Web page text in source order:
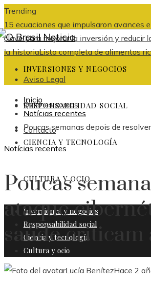
Trending
15 ecuaciones que impulsaron avances
clave para mejorar la inversión y
la historiaLista completa de alimentos
Aviso Legal
Quiénes somos
Contacto
INVERSIONES Y NEGOCIOS
RESPONSABILIDAD SOCIAL
CIENCIA Y TECNOLOGÍA
CULTURA Y OCIO
Inversiones y negocios
Responsabilidad social
Ciencia y tecnología
Cultura y ocio
Inicio
Notícias recentes
Poucas semanas depois de
Notícias recentes
Poucas
ataque
saúde criticam
Lucía BenítezHace 2